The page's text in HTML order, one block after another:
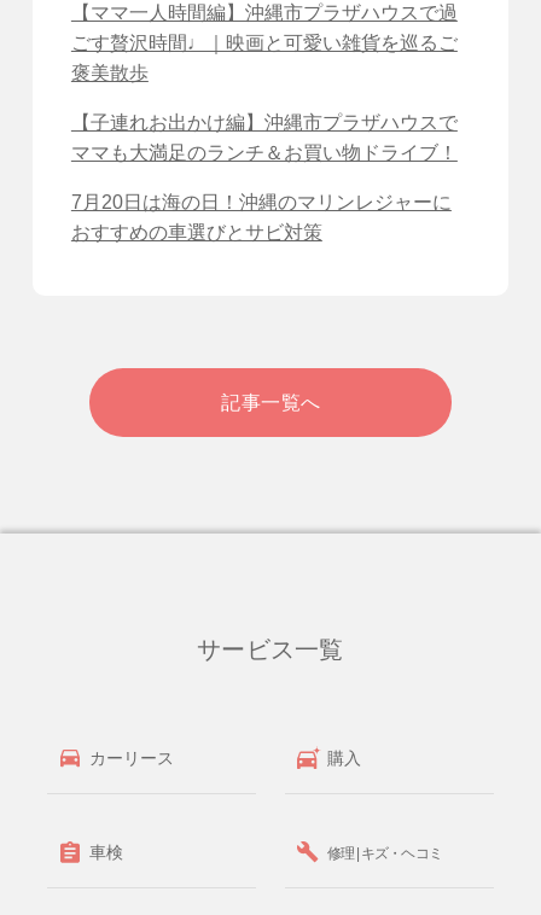
【ママ一人時間編】沖縄市プラザハウスで過
ごす贅沢時間♩｜映画と可愛い雑貨を巡るご
褒美散歩
【子連れお出かけ編】沖縄市プラザハウスで
ママも大満足のランチ＆お買い物ドライブ！
7月20日は海の日！沖縄のマリンレジャーに
おすすめの車選びとサビ対策
記事一覧へ
サービス一覧
カーリース 購入
車検 修理 | キズ・ヘコミ